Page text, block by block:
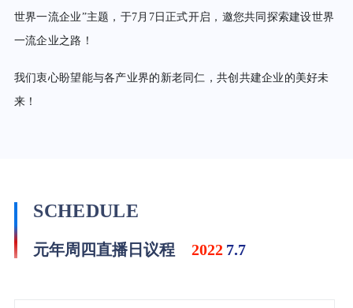
世界一流企业”主题，于7月7日正式开启，邀您共同探索建设世界
一流企业之路！
我们衷心盼望能与各产业界的新老同仁，共创共建企业的美好未
来！
SCHEDULE
元年周四直播日议程 2022 7.7